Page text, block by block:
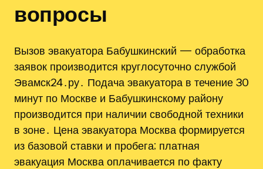
вопросы
Вызов эвакуатора Бабушкинский — обработка
заявок производится круглосуточно службой
Эвамск24․ру․ Подача эвакуатора в течение 30
минут по Москве и Бабушкинскому району
производится при наличии свободной техники
в зоне․ Цена эвакуатора Москва формируется
из базовой ставки и пробега; платная
эвакуация Москва оплачивается по факту